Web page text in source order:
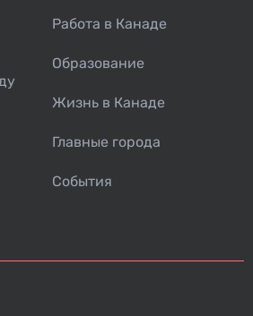
Работа в Канаде
Образование
Жизнь в Канаде
Главные города
События